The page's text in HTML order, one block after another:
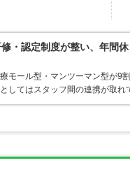
・認定制度が整い、年間
モール型・マンツーマン型が9
してはスタッフ間の連携が取